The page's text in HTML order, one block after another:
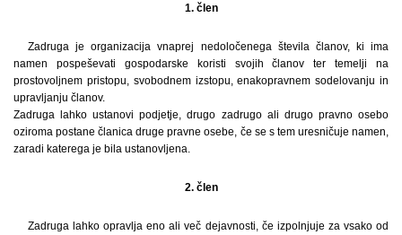
1. člen
Zadruga je organizacija vnaprej nedoločenega števila članov, ki ima
namen pospeševati gospodarske koristi svojih članov ter temelji na
prostovoljnem pristopu, svobodnem izstopu, enakopravnem sodelovanju in
upravljanju članov.
Zadruga lahko ustanovi podjetje, drugo zadrugo ali drugo pravno osebo
oziroma postane članica druge pravne osebe, če se s tem uresničuje namen,
zaradi katerega je bila ustanovljena.
2. člen
Zadruga lahko opravlja eno ali več dejavnosti, če izpolnjuje za vsako od